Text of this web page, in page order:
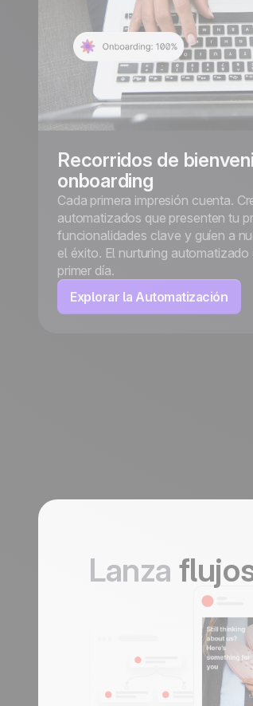
Recorridos de
onboarding
Cada primera impresión cuenta.
automatizados que presenten tu
funcionalidades clave y guíen a
el éxito. El nurturing
primer día.
Explorar la Automatización
Lanza